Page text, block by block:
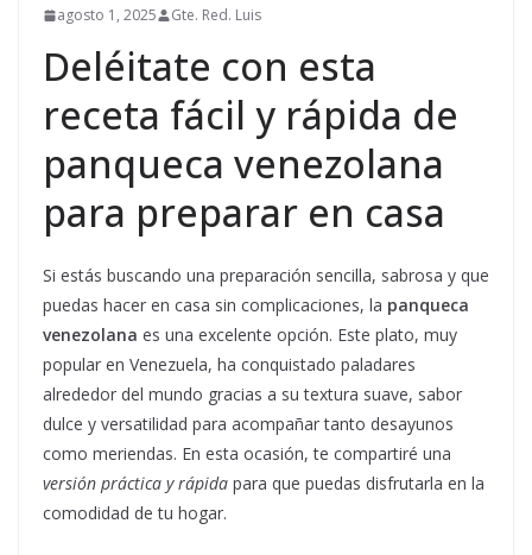
agosto 1, 2025 Gte. Red. Luis
Deléitate con esta
receta fácil y rápida de
panqueca venezolana
para preparar en casa
Si estás buscando una preparación sencilla, sabrosa y que
puedas hacer en casa sin complicaciones, la panqueca
venezolana es una excelente opción. Este plato, muy
popular en Venezuela, ha conquistado paladares
alrededor del mundo gracias a su textura suave, sabor
dulce y versatilidad para acompañar tanto desayunos
como meriendas. En esta ocasión, te compartiré una
versión práctica y rápida para que puedas disfrutarla en la
comodidad de tu hogar.